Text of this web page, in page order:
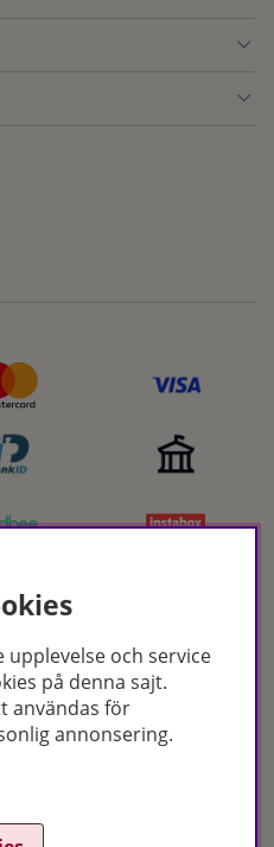
och service
på denna sajt.
användas för
annonsering.